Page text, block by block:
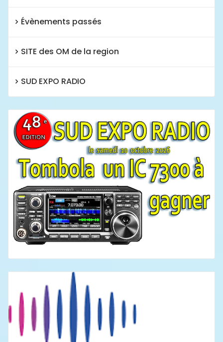
Évènements passés
SITE des OM de la region
SUD EXPO RADIO